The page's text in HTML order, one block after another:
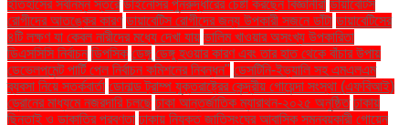
ইতিহাসের সর্বনিম্ন স্তরে ডাইনোসর পুনরুদ্ধারের চেষ্টা করছেন বিজ্ঞানীরা ডায়াবেটিস
রোগীদের আতঙ্কের কারণ ডায়াবেটিস রোগীদের জন্য উপকারী সজনে ডাঁটা ডায়াবেটিসের
৪টি লক্ষণ যা কেবল নারীদের মধ্যে দেখা যায় ডালিম খাওয়ার অসংখ্য উপকারিতা
ডিএসসিসি নির্বাচন ডিপসিক ডেঙ্গু ডেঙ্গু হওয়ার কারণ এবং তার হাত থেকে বাঁচার উপায়
ডেভেলপমেন্ট পার্টি পেল নির্বাচন কমিশনের নিবন্ধন" ডেসটিনি-ইভ্যালি সহ এমএলএম
ব্যবসা নিয়ে সতর্কবার্তা ডোনাল্ড ট্রাম্প যুক্তরাষ্ট্রের কেন্দ্রীয় গোয়েন্দা সংস্থা (এফবিআই)
ড্রোনের মাধ্যমে নজরদারি চলছে ঢাকা আন্তর্জাতিক ম্যারাথন-২০২৫ অনুষ্ঠিত ঢাকায়
ছিনতাই ও ডাকাতির প্রবণতা ঢাকায় নিযুক্ত জাতিসংঘের আবাসিক সমন্বয়কারী গোয়েন